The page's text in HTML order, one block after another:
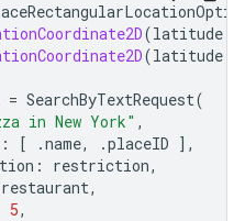
(latitude
(latitude
= SearchByTextRequest(
in New York" ,
: [ .name, .placeID ],
: restriction,
restaurant,
5,